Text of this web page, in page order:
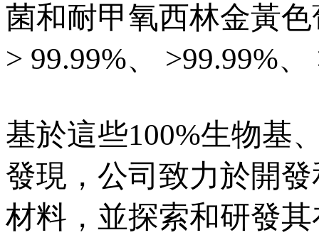
菌和耐甲氧西林金黃
> 99.99%、 >99.99%
基於這些100%生物基
發現，公司致力於開
材料，並探索和研發